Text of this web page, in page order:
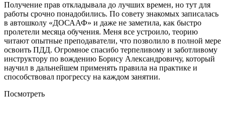
Получение прав откладывала до лучших времен, но тут для
работы срочно понадобились. По совету знакомых записалась
в автошколу «ДОСААФ» и даже не заметила, как быстро
пролетели месяца обучения. Меня все устроило, теорию
читают опытные преподаватели, что позволило в полной мере
освоить ПДД. Огромное спасибо терпеливому и заботливому
инструктору по вождению Борису Александровичу, который
научил в дальнейшем применять правила на практике и
способствовал прогрессу на каждом занятии.
Посмотреть